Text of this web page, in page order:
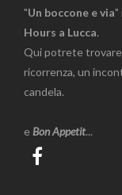
"Un boccone e via"
Hours a Lucca.
Qui potrete trovare
ricorrenza, un
candela.
e Bon Appetit...